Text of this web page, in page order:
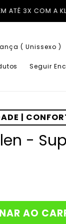
GRÁTIS EM
( Unissexo )
Seguir
|
-
AO